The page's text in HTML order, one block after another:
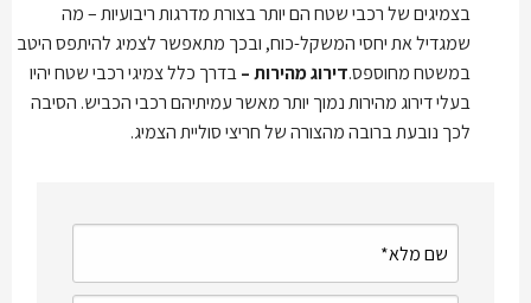
בצמיגים של רכבי שטח הם יותר בצורת מדרגות ריבועיות – מה
שמגדיל את יחסי המשקל-כוח, ובכך מתאפשר לצמיג להיתפס היטב
במשטח מחוספס.דירוג מהירות –בדרך כלל צמיגי רכבי שטח יהיו
בעלי דירוג מהירות נמוך יותר מאשר עמיתיהם רכבי הכביש. הסיבה
לכך נובעת ברובה מהצורה של חריצי סוליית הצמיג.